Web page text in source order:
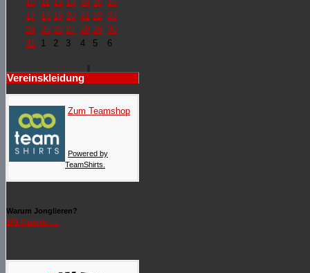
17 18 19 20 21 22 23
24 25 26 27 28 29 30
31 1 2 3 4 5 6
Vereinskleidung
Zum Teamshop
Powered by
TeamShirts.
Warum Jonglieren?
101 Gründe ....